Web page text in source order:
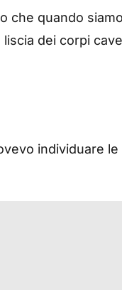
che quando
dei corpi
individuare